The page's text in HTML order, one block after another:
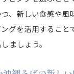
、新しい食感や風
グを活用すること
ましょう。